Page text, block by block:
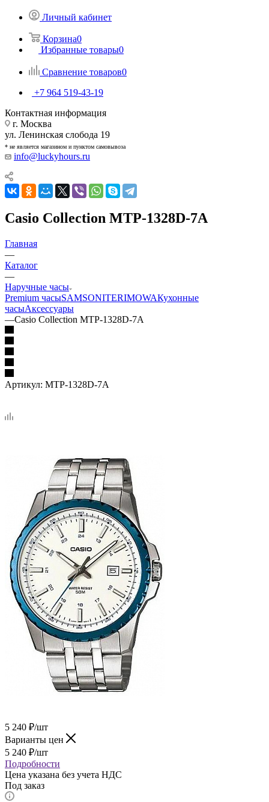
Личный кабинет
Корзина0
Избранные товары0
Сравнение товаров0
+7 964 519-43-19
Контактная информация
г. Москва
ул. Ленинская слобода 19
* не является магазином и пунктом самовывоза
info@luckyhours.ru
Casio Collection MTP-1328D-7A
Главная
—
Каталог
—
Наручные часы
Premium часыSAMSONITERIMOWAКухонные
часыАксессуары
—Casio Collection MTP-1328D-7A
Артикул: MTP-1328D-7A
5 240 ₽/шт
Варианты цен
5 240 ₽/шт
Подробности
Цена указана без учета НДС
Под заказ